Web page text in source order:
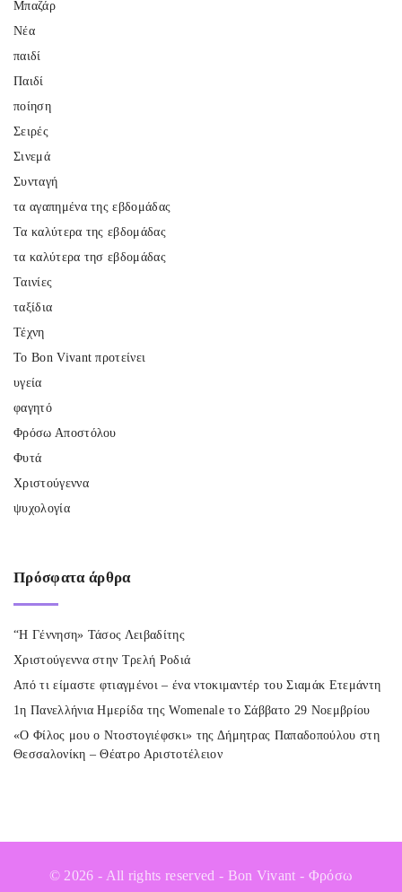
Μπαζάρ
Νέα
παιδί
Παιδί
ποίηση
Σειρές
Σινεμά
Συνταγή
τα αγαπημένα της εβδομάδας
Τα καλύτερα της εβδομάδας
τα καλύτερα τησ εβδομάδας
Ταινίες
ταξίδια
Τέχνη
Το Bon Vivant προτείνει
υγεία
φαγητό
Φρόσω Αποστόλου
Φυτά
Χριστούγεννα
ψυχολογία
Πρόσφατα άρθρα
“Η Γέννηση» Τάσος Λειβαδίτης
Χριστούγεννα στην Τρελή Ροδιά
Από τι είμαστε φτιαγμένοι – ένα ντοκιμαντέρ του Σιαμάκ Ετεμάντη
1η Πανελλήνια Ημερίδα της Womenale το Σάββατο 29 Νοεμβρίου
«Ο Φίλος μου ο Ντοστογιέφσκι» της Δήμητρας Παπαδοπούλου στη
Θεσσαλονίκη – Θέατρο Αριστοτέλειον
© 2026 - All rights reserved - Bon Vivant - Φρόσω